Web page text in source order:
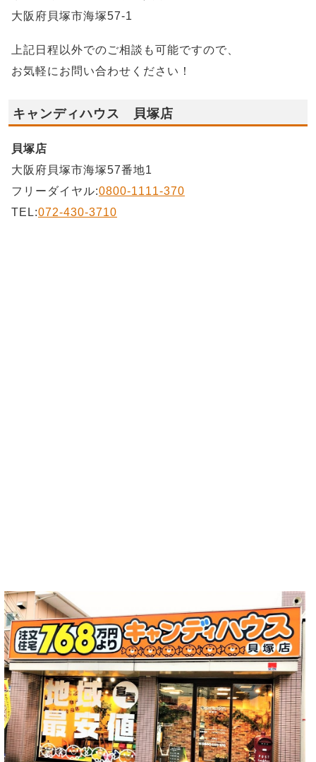
大阪府貝塚市海塚57-1
上記日程以外でのご相談も可能ですので、
お気軽にお問い合わせください！
キャンディハウス 貝塚店
貝塚店
大阪府貝塚市海塚57番地1
フリーダイヤル:0800-1111-370
TEL:072-430-3710